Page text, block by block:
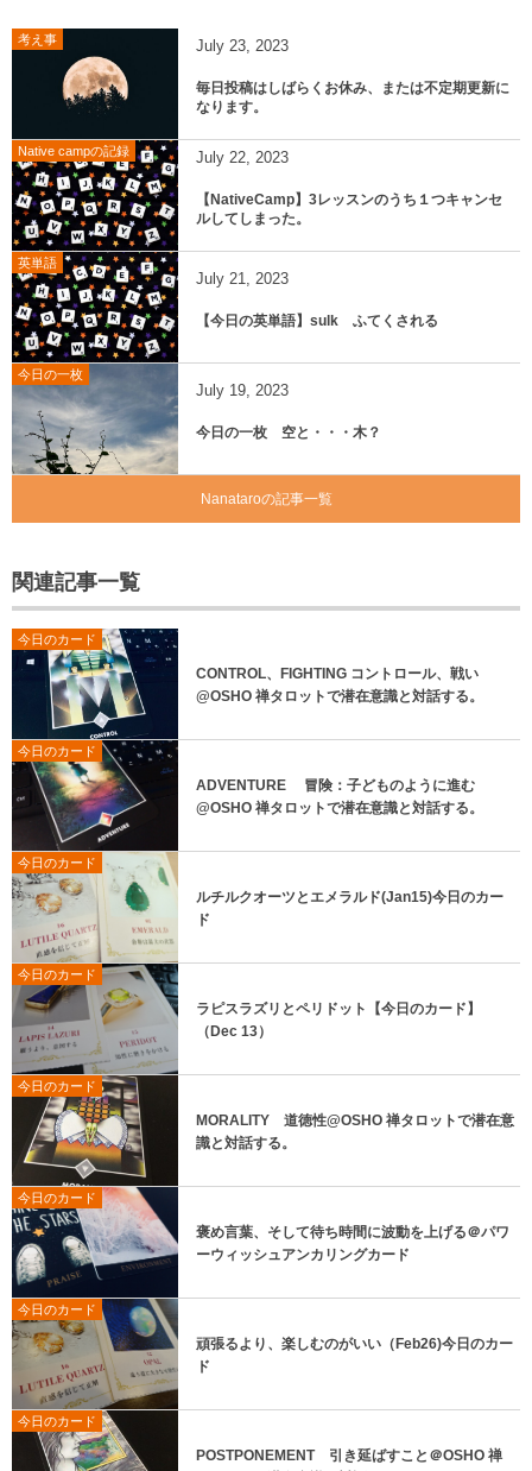
考え事 July 23, 2023
毎日投稿はしばらくお休み、または不定期更新に
なります。
Native campの記録 July 22, 2023
【NativeCamp】3レッスンのうち１つキャンセ
ルしてしまった。
英単語
July 21, 2023
【今日の英単語】sulk ふてくされる
今日の一枚
July 19, 2023
今日の一枚 空と・・・木？
Nanataroの記事一覧
関連記事一覧
今日のカード
CONTROL、FIGHTING コントロール、戦い
@OSHO 禅タロットで潜在意識と対話する。
今日のカード
ADVENTURE 冒険：子どものように進む
@OSHO 禅タロットで潜在意識と対話する。
今日のカード
ルチルクオーツとエメラルド(Jan15)今日のカー
ド
今日のカード
ラピスラズリとペリドット【今日のカード】
（Dec 13）
今日のカード
MORALITY 道徳性@OSHO 禅タロットで潜在意
識と対話する。
今日のカード
褒め言葉、そして待ち時間に波動を上げる＠パワ
ーウィッシュアンカリングカード
今日のカード
頑張るより、楽しむのがいい（Feb26)今日のカー
ド
今日のカード
POSTPONEMENT 引き延ばすこと＠OSHO 禅